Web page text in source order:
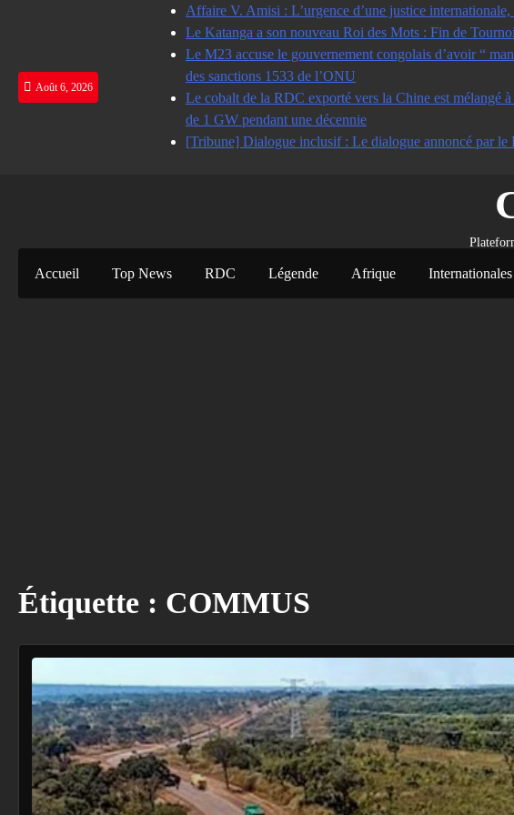
Août 6, 2026
Affaire V. Amisi : L’urgence d’une justice internationale,
Le Katanga a son nouveau Roi des Mots : Fin de
Le M23 accuse le gouvernement congolais d’avoir “
des sanctions 1533 de l’ONU
Le cobalt de la RDC exporté vers la Chine est mélangé
de 1 GW pendant une décennie
[Tribune] Dialogue inclusif : Le dialogue annoncé par le
Accueil Top News RDC Légende Afrique Internationales
Étiquette : COMMUS